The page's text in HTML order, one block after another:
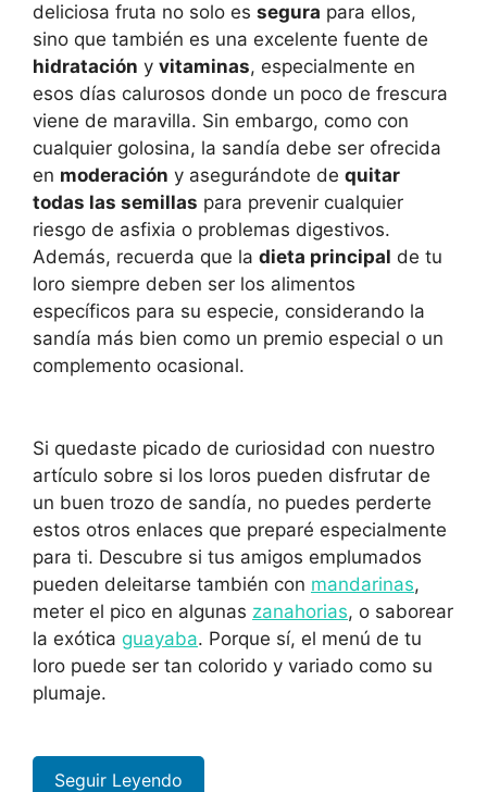
deliciosa fruta no solo es segura para ellos,
sino que también es una excelente fuente de
hidratación y vitaminas, especialmente en
esos días calurosos donde un poco de frescura
viene de maravilla. Sin embargo, como con
cualquier golosina, la sandía debe ser ofrecida
en moderación y asegurándote de quitar
todas las semillas para prevenir cualquier
riesgo de asfixia o problemas digestivos.
Además, recuerda que la dieta principal de tu
loro siempre deben ser los alimentos
específicos para su especie, considerando la
sandía más bien como un premio especial o un
complemento ocasional.
Si quedaste picado de curiosidad con nuestro
artículo sobre si los loros pueden disfrutar de
un buen trozo de sandía, no puedes perderte
estos otros enlaces que preparé especialmente
para ti. Descubre si tus amigos emplumados
pueden deleitarse también con mandarinas,
meter el pico en algunas zanahorias, o saborear
la exótica guayaba. Porque sí, el menú de tu
loro puede ser tan colorido y variado como su
plumaje.
Seguir Leyendo